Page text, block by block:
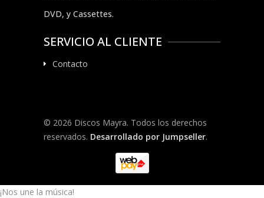
DVD, y Cassettes.
SERVICIO AL CLIENTE
Contacto
© 2026 Discos Mayra. Todos los derechos
reservados. Desarrollado por Jumpseller.
¡Nos une la música!